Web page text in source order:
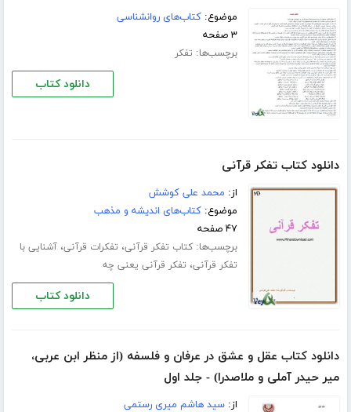
موضوع:کتاب‌های روانشناسی
۳ صفحه
برچسب‌ها: تفکر
دانلود کتاب
دانلود کتاب تفکر قرآنی
از: محمد علی کوشش
موضوع:کتاب‌های اندیشه و مذهب
۴۷ صفحه
برچسب‌ها:کتاب تفکر قرآنی، تفکرات قرآنی،آشنایی با
تفکر قرآنی، تفکر قرآنی یعنی چه
دانلود کتاب
دانلود کتاب عقل و عشق در عرفان و فلسفه (از منظر ابن عربی،
میر حیدر آملی و ملاصدرا) - جلد اول
از:سید هاشم میری رستمی